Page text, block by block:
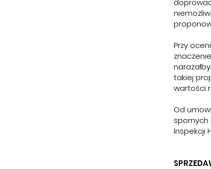
Przy
takiej
wartości
Od
spornych
Inspekcji